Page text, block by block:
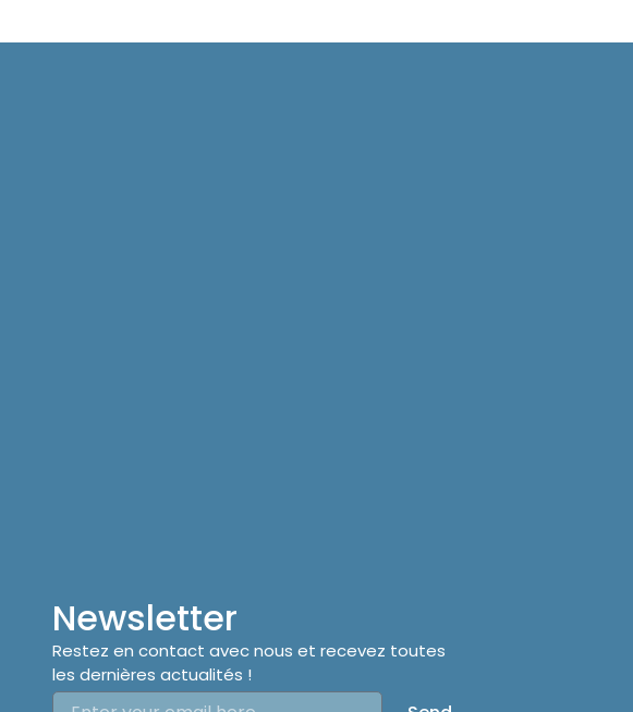
Newsletter
Restez en contact avec nous et recevez toutes
les dernières actualités !